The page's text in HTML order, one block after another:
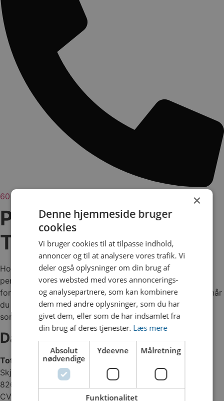
60 18 60 82
Privatlivspolitik for
Total Remove
Hos Total Remove tager vi beskyttelsen af dine
personoplysninger alvorligt. Denne privatlivspolitik
forklarer, hvordan vi behandler og beskytter dine data, når
du besøger vores hjemmeside eller er i kontakt med os
som kunde.
Dataansvarlig
Total Remove
Skjoldsgade 16, Kongsvang
8260 Viby J
CVR: 37896713
×
Denne hjemmeside bruger
cookies
Vi bruger cookies til at tilpasse indhold,
annoncer og til at analysere vores trafik. Vi
deler også oplysninger om din brug af
vores websted med vores annoncerings-
og analysepartnere, som kan kombinere
dem med andre oplysninger, som du har
givet dem, eller som de har indsamlet fra
din brug af deres tjenester. Læs mere
Absolut
nødvendige
Ydeevne Målretning
Funktionalitet